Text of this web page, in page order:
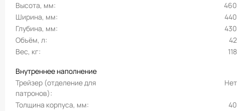
Высота, мм
460
Ширина, мм
440
Глубина, мм
430
Объём, л
42
Вес, кг
118
Внутреннее наполнение
Трейзер (отделение для
патронов)
Нет
Толщина корпуса, мм
40